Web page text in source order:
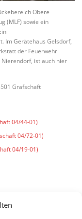
Obere
(MLF) sowie ein
Im Gerätehaus Gelsdorf,
der Feuerwehr
ist auch hier
Grafschaft
04/44-01)
04/72-01)
04/19-01)